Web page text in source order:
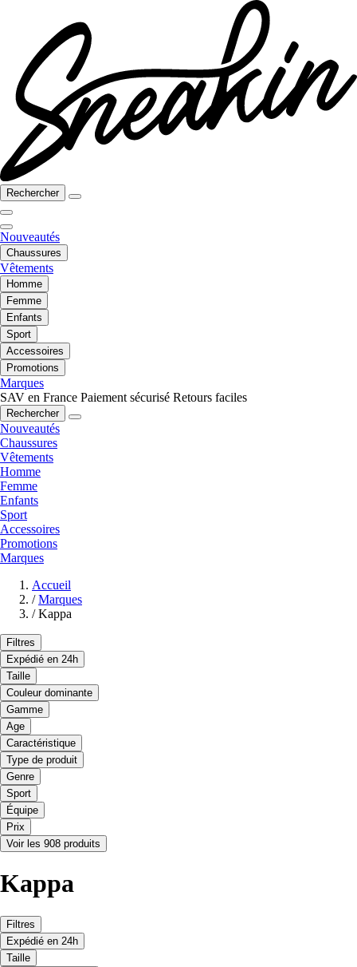
Rechercher
Nouveautés
Chaussures
Vêtements
Homme
Femme
Enfants
Sport
Accessoires
Promotions
Marques
SAV en France Paiement sécurisé Retours faciles
Rechercher
Nouveautés
Chaussures
Vêtements
Homme
Femme
Enfants
Sport
Accessoires
Promotions
Marques
Accueil
/ Marques
/ Kappa
Filtres
Expédié en 24h
Taille
Couleur dominante
Gamme
Age
Caractéristique
Type de produit
Genre
Sport
Équipe
Prix
Voir les 908 produits
Kappa
Filtres
Expédié en 24h
Taille